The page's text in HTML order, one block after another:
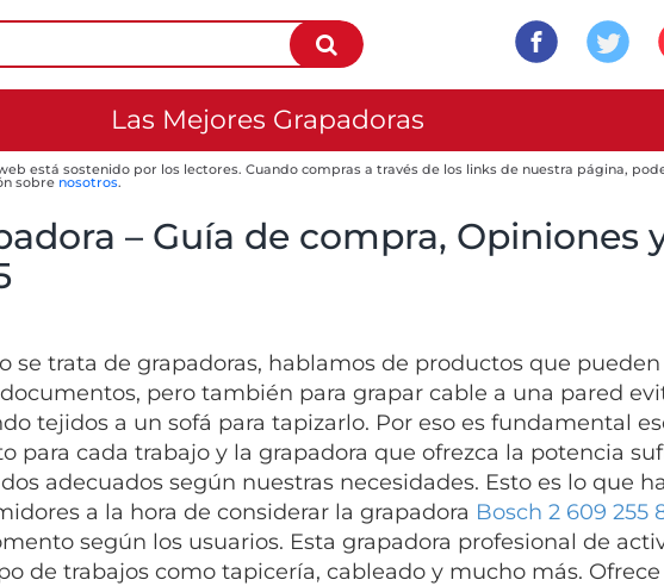
Las Mejores Grapadoras
está sostenido por los lectores. Cuando compras a través de los links de nuestra página,
sobre nosotros.
– Guía de compra, Opiniones
se trata de grapadoras, hablamos de productos que
pero también para grapar cable a una pared
tejidos a un sofá para tapizarlo. Por eso es fundamental
para cada trabajo y la grapadora que ofrezca la potencia
adecuados según nuestras necesidades. Esto es lo que
a la hora de considerar la grapadora Bosch 2 609 255
según los usuarios. Esta grapadora profesional de
de trabajos como tapicería, cableado y mucho más.